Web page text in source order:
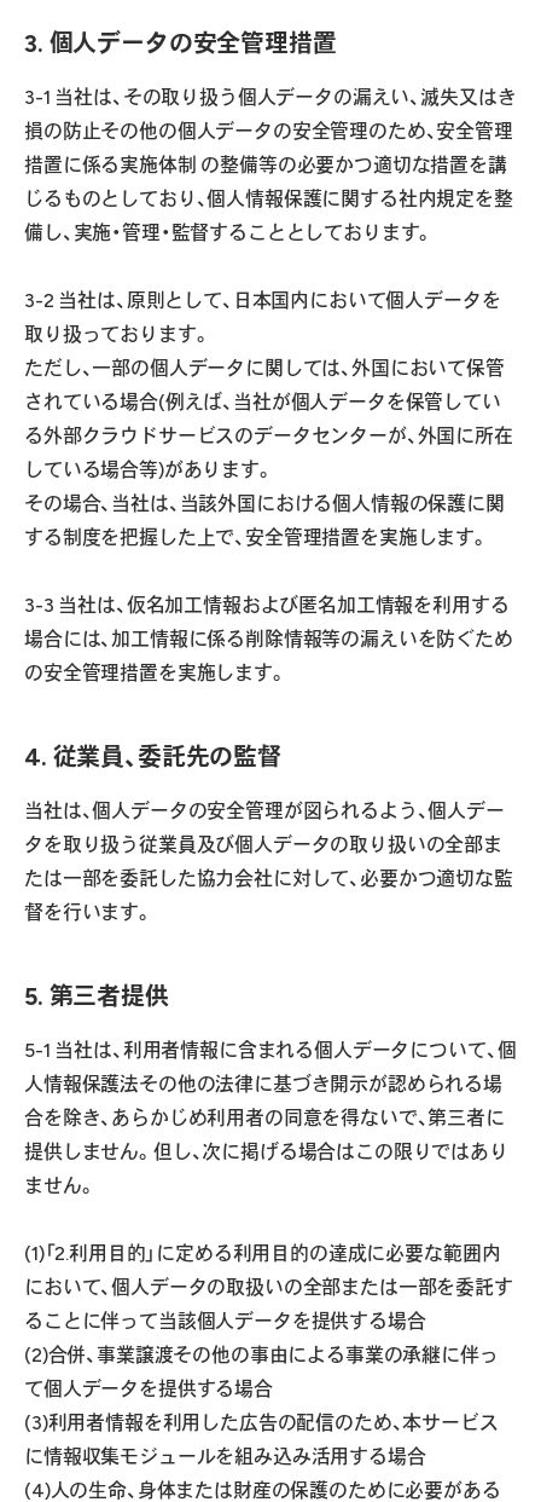
3. 個人データの安全管理措置
3-1 当社は、その取り扱う個人データの漏えい、滅失又はき
損の防止その他の個人データの安全管理のため、安全管理
措置に係る実施体制 の整備等の必要かつ適切な措置を講
じるものとしており、個人情報保護に関する社内規定を整
備し、実施・管理・監督することとしております。
3-2 当社は、原則として、日本国内において個人データを
取り扱っております。
ただし、一部の個人データに関しては、外国において保管
されている場合(例えば、当社が個人データを保管してい
る外部クラウドサービスのデータセンターが、外国に所在
している場合等)があります。
その場合、当社は、当該外国における個人情報の保護に関
する制度を把握した上で、安全管理措置を実施します。
3-3 当社は、仮名加工情報および匿名加工情報を利用する
場合には、加工情報に係る削除情報等の漏えいを防ぐため
の安全管理措置を実施します。
4. 従業員、委託先の監督
当社は、個人データの安全管理が図られるよう、個人デー
タを取り扱う従業員及び個人データの取り扱いの全部ま
たは一部を委託した協力会社に対して、必要かつ適切な監
督を行います。
5. 第三者提供
5-1 当社は、利用者情報に含まれる個人データについて、個
人情報保護法その他の法律に基づき開示が認められる場
合を除き、あらかじめ利用者の同意を得ないで、第三者に
提供しません。但し、次に掲げる場合はこの限りではあり
ません。
(1)「2.利用目的」に定める利用目的の達成に必要な範囲内
において、個人データの取扱いの全部または一部を委託す
ることに伴って当該個人データを提供する場合
(2)合併、事業譲渡その他の事由による事業の承継に伴っ
て個人データを提供する場合
(3)利用者情報を利用した広告の配信のため、本サービス
に情報収集モジュールを組み込み活用する場合
(4)人の生命、身体または財産の保護のために必要がある